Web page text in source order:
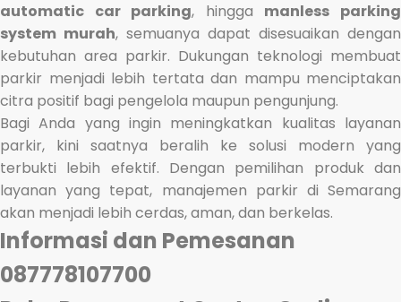
automatic car parking, hingga manless parking
system murah, semuanya dapat disesuaikan dengan
kebutuhan area parkir. Dukungan teknologi membuat
parkir menjadi lebih tertata dan mampu menciptakan
citra positif bagi pengelola maupun pengunjung.
Bagi Anda yang ingin meningkatkan kualitas layanan
parkir, kini saatnya beralih ke solusi modern yang
terbukti lebih efektif. Dengan pemilihan produk dan
layanan yang tepat, manajemen parkir di Semarang
akan menjadi lebih cerdas, aman, dan berkelas.
Informasi dan Pemesanan
087778107700